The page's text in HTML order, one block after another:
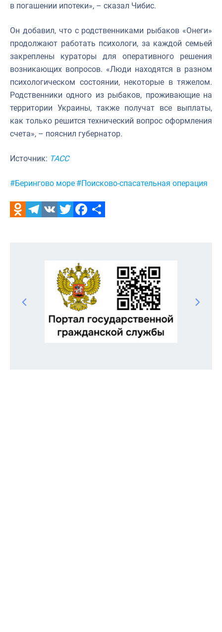
в погашении ипотеки», – сказал Чибис.
Он добавил, что с родственниками рыбаков «Онеги»
продолжают работать психологи, за каждой семьей
закреплены кураторы для оперативного решения
возникающих вопросов. «Люди находятся в разном
психологическом состоянии, некоторые в тяжелом.
Родственники одного из рыбаков, проживающие на
территории Украины, также получат все выплаты,
как только решится технический вопрос оформления
счета», – пояснил губернатор.
Источник: ТАСС
Метки:
#Берингово море #Поисково-спасательная операция